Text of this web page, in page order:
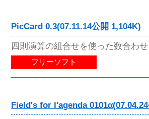
PicCard 0.3(07.11.14公開 1,104K)
四則演算の組合せを使った数合わ
フリーソフト
Field's for l'agenda